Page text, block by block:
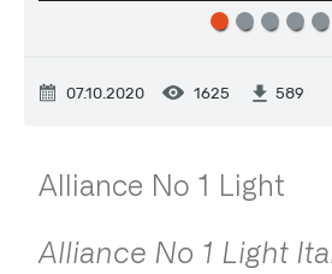
07.10.2020 1625 589